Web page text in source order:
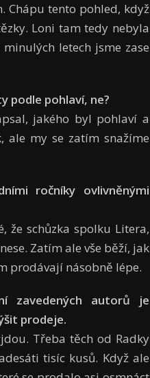
Chápu tento pohled, když
Loni tam tedy nebyla
letech jsme zase
podle pohlaví, ne?
jakého byl pohlaví a
ale my se zatím snažíme
ročníky ovlivněnými
že schůzka spolku Litera,
Zatím ale vše běží, jak
prodávají násobně lépe.
zavedených autorů je
prodeje.
Třeba těch od Radky
tisíc kusů. Když ale